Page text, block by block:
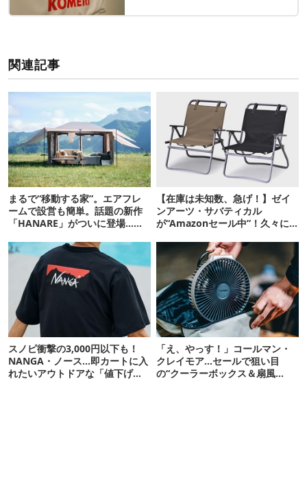
関連記事
まるで“移動する家”。エアフレ
ームで設営も簡単。話題の新作
「HANARE」がついに登場…！
【在庫は未知数、急げ！】ゼイ
ンアーツ・サバティカル
が“Amazonセール中”！久々に
スノピ衝撃の3,000円以下も！
NANGA・ノース…即カートに入
れたいアウトドアな「値下げ夏
「え、やっす！」コールマン・
クレイモア…セールで狙い目
の“クーラーボックス＆扇風